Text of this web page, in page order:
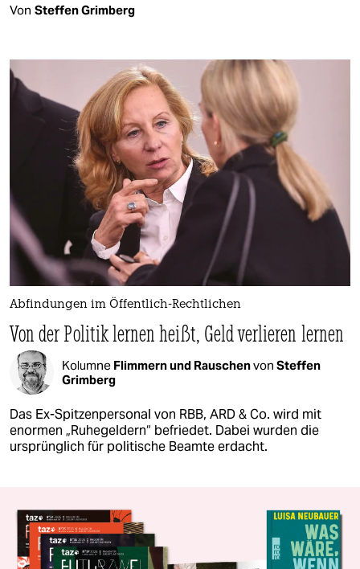
Von Steffen Grimberg
Abfindungen im Öffentlich-Rechtlichen
Von der Politik lernen heißt, Geld verlieren lernen
Kolumne Flimmern und Rauschenvon Steffen
Grimberg
Das Ex-Spitzenpersonal von RBB, ARD & Co. wird mit
enormen „Ruhegeldern“ befriedet. Dabei wurden die
ursprünglich für politische Beamte erdacht.